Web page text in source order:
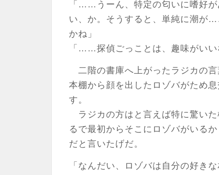
「……うーん、特定の匂いに嗜好
い、か。そうすると、単純に潮が
かね」
「……探偵ごっことは、趣味がい
二階の書庫へ上がったラジカの
本棚から顔を出したロゾバがため
す。
ラジカの方はと言えば特に驚い
るで最初からそこにロゾバがいる
だと言いたげだ。
「なんだい、ロゾバは自分の好き